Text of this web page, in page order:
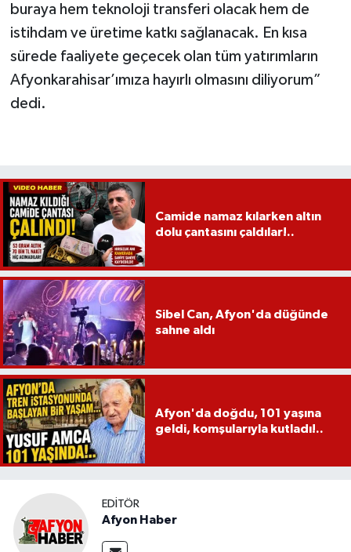
buraya hem teknoloji transferi olacak hem de
istihdam ve üretime katkı sağlanacak. En kısa
sürede faaliyete geçecek olan tüm yatırımların
Afyonkarahisar’ımıza hayırlı olmasını diliyorum”
dedi.
Camide namaz kılarken altın
dolu çantasını çaldılar!..
Sibel Can, Afyon'da düğünde
sahne aldı
Afyon'da doğdu, 101 yaşına
geldi, komşularıyla kutladı!..
EDITÖR
Afyon Haber